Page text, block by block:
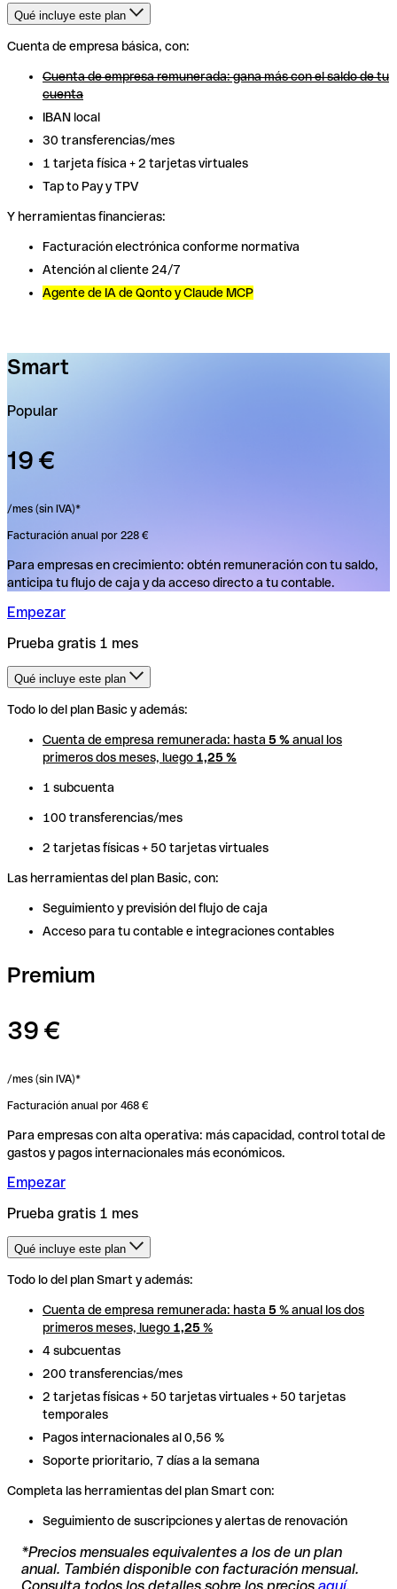
Qué incluye este plan
Cuenta de empresa básica, con:
Cuenta de empresa remunerada: gana más con el saldo de tu
cuenta
IBAN local
30 transferencias/mes
1 tarjeta física + 2 tarjetas virtuales
Tap to Pay y TPV
Y herramientas financieras:
Facturación electrónica conforme normativa
Atención al cliente 24/7
Agente de IA de Qonto y Claude MCP
Cuenta de empresa básica, con:
Cuenta de empresa remunerada: gana más con el saldo de tu
cuenta
IBAN local
30 transferencias/mes
1 tarjeta física + 2 tarjetas virtuales
Tap to Pay y TPV
Y herramientas financieras:
Facturación electrónica conforme normativa
Atención al cliente 24/7
Agente de IA de Qonto y Claude MCP
Smart
Popular
19 €
/mes (sin IVA)*
Facturación anual por 228 €
Para empresas en crecimiento: obtén remuneración con tu saldo,
anticipa tu flujo de caja y da acceso directo a tu contable.
Empezar
Prueba gratis 1 mes
Qué incluye este plan
Todo lo del plan Basic y además:
Cuenta de empresa remunerada: hasta 5 %anual los
primeros dos meses, luego 1,25 %
1 subcuenta
100 transferencias/mes
2 tarjetas físicas + 50 tarjetas virtuales
Las herramientas del plan Basic, con:
Seguimiento y previsión del flujo de caja
Acceso para tu contable e integraciones contables
Todo lo del plan Basic y además:
Cuenta de empresa remunerada: hasta 5 %anual los
primeros dos meses, luego 1,25 %
1 subcuenta
100 transferencias/mes
2 tarjetas físicas + 50 tarjetas virtuales
Las herramientas del plan Basic, con:
Seguimiento y previsión del flujo de caja
Acceso para tu contable e integraciones contables
Premium
39 €
/mes (sin IVA)*
Facturación anual por 468 €
Para empresas con alta operativa: más capacidad, control total de
gastos y pagos internacionales más económicos.
Empezar
Prueba gratis 1 mes
Qué incluye este plan
Todo lo del plan Smart y además:
Cuenta de empresa remunerada: hasta 5% anual los dos
primeros meses, luego 1,25%
4 subcuentas
200 transferencias/mes
2 tarjetas físicas + 50 tarjetas virtuales + 50 tarjetas
temporales
Pagos internacionales al 0,56 %
Soporte prioritario, 7 días a la semana
Completa las herramientas del plan Smart con:
Seguimiento de suscripciones y alertas de renovación
Todo lo del plan Smart y además:
Cuenta de empresa remunerada: hasta 5% anual los dos
primeros meses, luego 1,25%
4 subcuentas
200 transferencias/mes
2 tarjetas físicas + 50 tarjetas virtuales + 50 tarjetas
temporales
Pagos internacionales al 0,56 %
Soporte prioritario, 7 días a la semana
Completa las herramientas del plan Smart con:
Seguimiento de suscripciones y alertas de renovación
*Precios mensuales equivalentes a los de un plan
anual. También disponible con facturación mensual.